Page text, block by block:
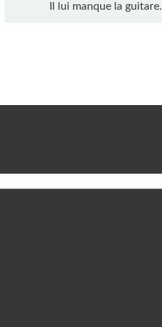
Il lui manque la guitare.